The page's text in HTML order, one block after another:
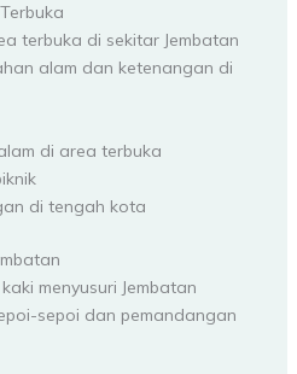
terbuka di sekitar Jembatan
alam dan ketenangan di
di area terbuka
di tengah kota
menyusuri Jembatan
sepoi dan pemandangan